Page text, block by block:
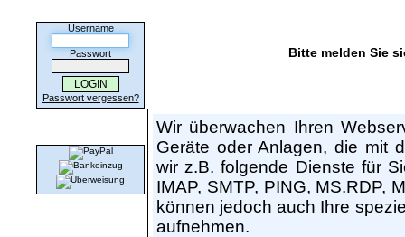
Username
Passwort
Passwort vergessen?
Bitte melden Sie
Wir überwachen Ihren
Geräte oder Anlagen, die mit
wir z.B. folgende Dienste für
IMAP, SMTP, PING, MS.RDP,
können jedoch auch Ihre
aufnehmen.